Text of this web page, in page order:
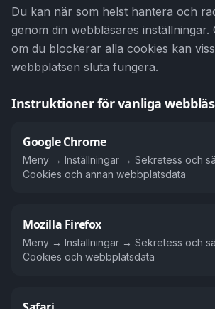
Du kan när som helst hantera och
genom din webbläsares inställningar.
om du blockerar alla cookies kan
webbplatsen sluta fungera.
Instruktioner för vanliga
Google Chrome
Meny → Inställningar → Sekretess och
Cookies och annan webbplatsdata
Mozilla Firefox
Meny → Inställningar → Sekretess och
Cookies och webbplatsdata